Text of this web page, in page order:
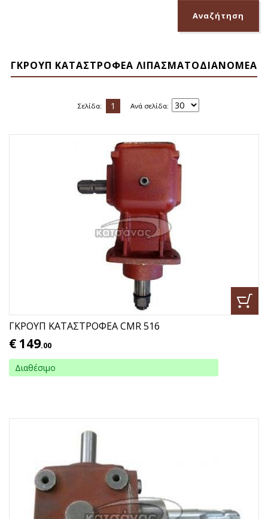
ΓΚΡΟΥΠ ΚΑΤΑΣΤΡΟΦΕΑ ΛΙΠΑΣΜΑΤΟΔΙΑΝΟΜΕΑ
Σελίδα: 1 Ανά σελίδα:
ΓΚΡΟΥΠ ΚΑΤΑΣΤΡΟΦΕΑ CMR 516
€ 149.00
Διαθέσιμο